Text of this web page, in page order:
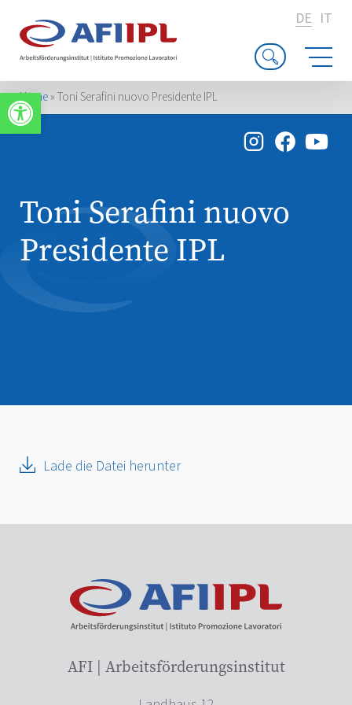
Werkzeugleiste öffnen
DE IT
Home»Toni Serafini nuovo Presidente IPL
Toni Serafini nuovo
Presidente IPL
Lade die Datei herunter
AFI | Arbeitsförderungsinstitut